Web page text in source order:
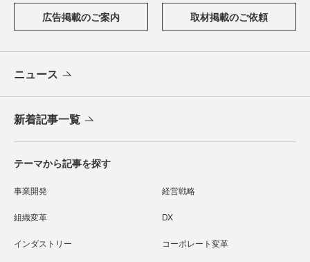
広告掲載のご案内 取材掲載のご依頼
ニュース
新着記事一覧
テーマから記事を探す
事業開発 経営戦略
組織変革 DX
インダストリー コーポレート変革